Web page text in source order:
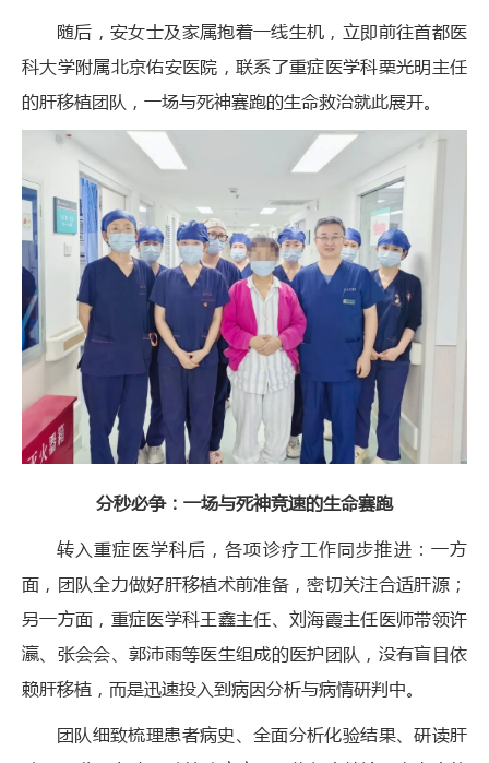
随后，安女士及家属抱着一线生机，立即前往首都医
科大学附属北京佑安医院，联系了重症医学科栗光明主任
的肝移植团队，一场与死神赛跑的生命救治就此展开。
分秒必争：一场与死神竞速的生命赛跑
转入重症医学科后，各项诊疗工作同步推进：一方
面，团队全力做好肝移植术前准备，密切关注合适肝源；
另一方面，重症医学科王鑫主任、刘海霞主任医师带领许
瀛、张会会、郭沛雨等医生组成的医护团队，没有盲目依
赖肝移植，而是迅速投入到病因分析与病情研判中。
团队细致梳理患者病史、全面分析化验结果、研读肝